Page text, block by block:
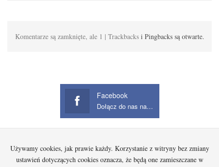
Komentarze są zamknięte, ale 1 | Trackbacks i Pingbacks są otwarte.
Facebook
Dołącz do nas na Facebook
Startowa Kobieta Dziecko Mężczyzna
Beauty
Gadżety
Jak kupować na Aliexpress?
Używamy cookies, jak prawie każdy. Korzystanie z witryny bez zmiany
ustawień dotyczących cookies oznacza, że będą one zamieszczane w